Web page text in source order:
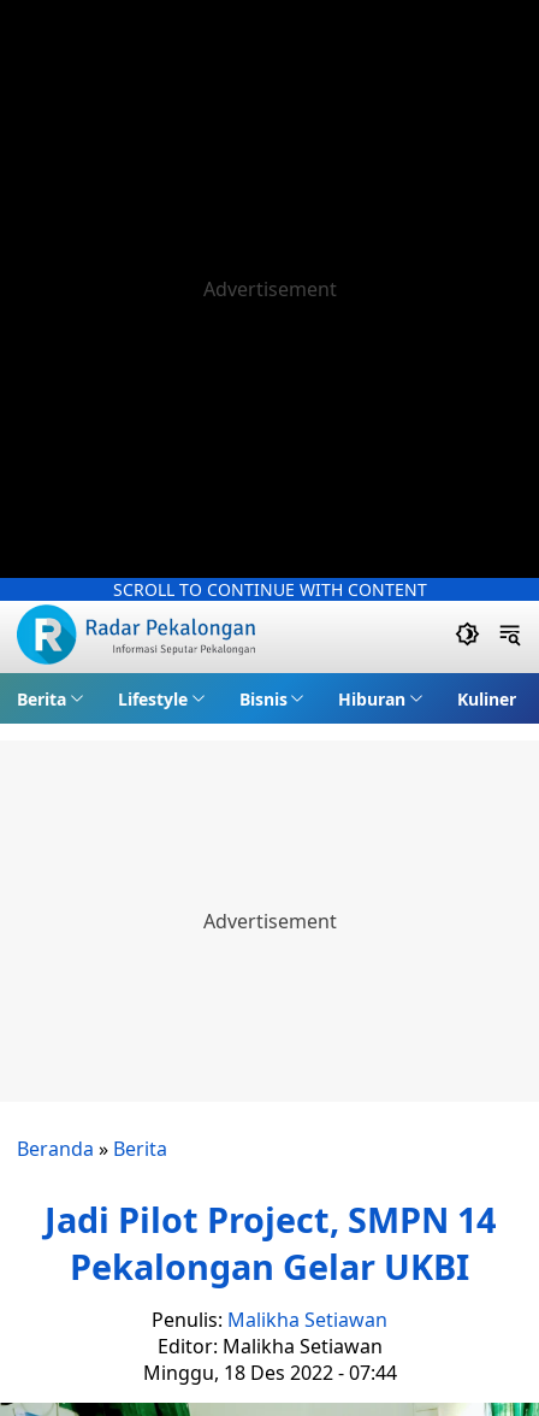
SCROLL TO CONTINUE WITH CONTENT
Berita Lifestyle Bisnis Hiburan Kuliner
Beranda » Berita
Jadi Pilot Project, SMPN 14
Pekalongan Gelar UKBI
Penulis: Malikha Setiawan
Editor: Malikha Setiawan
Minggu, 18 Des 2022 - 07:44